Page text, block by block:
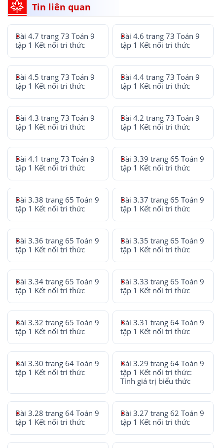
Tin liên quan
Bài 4.7 trang 73 Toán 9
tập 1 Kết nối tri thức
Bài 4.6 trang 73 Toán 9
tập 1 Kết nối tri thức
Bài 4.5 trang 73 Toán 9
tập 1 Kết nối tri thức
Bài 4.4 trang 73 Toán 9
tập 1 Kết nối tri thức
Bài 4.3 trang 73 Toán 9
tập 1 Kết nối tri thức
Bài 4.2 trang 73 Toán 9
tập 1 Kết nối tri thức
Bài 4.1 trang 73 Toán 9
tập 1 Kết nối tri thức
Bài 3.39 trang 65 Toán 9
tập 1 Kết nối tri thức
Bài 3.38 trang 65 Toán 9
tập 1 Kết nối tri thức
Bài 3.37 trang 65 Toán 9
tập 1 Kết nối tri thức
Bài 3.36 trang 65 Toán 9
tập 1 Kết nối tri thức
Bài 3.35 trang 65 Toán 9
tập 1 Kết nối tri thức
Bài 3.34 trang 65 Toán 9
tập 1 Kết nối tri thức
Bài 3.33 trang 65 Toán 9
tập 1 Kết nối tri thức
Bài 3.32 trang 65 Toán 9
tập 1 Kết nối tri thức
Bài 3.31 trang 64 Toán 9
tập 1 Kết nối tri thức
Bài 3.30 trang 64 Toán 9
tập 1 Kết nối tri thức
Bài 3.29 trang 64 Toán 9
tập 1 Kết nối tri thức:
Tính giá trị biểu thức
Bài 3.28 trang 64 Toán 9
tập 1 Kết nối tri thức
Bài 3.27 trang 62 Toán 9
tập 1 Kết nối tri thức